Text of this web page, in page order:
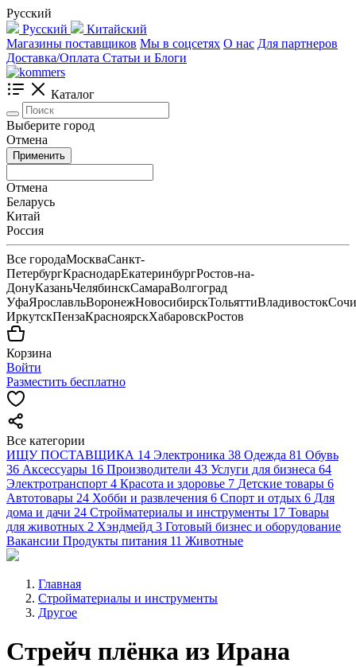
Русский
Русский
Китайский
Магазины поставщиков Мы в соцсетях О нас Для партнеров
Доставка/Оплата Статьи и Блоги
Каталог
Выберите город
Отмена
Применить
Отмена
Беларусь
Китай
Россия
Все городаМоскваСанкт-
ПетербургКраснодарЕкатеринбургРостов-на-
ДонуКазаньЧелябинскСамараВолгоград
УфаЯрославльВоронежНовосибирскТольяттиВладивостокСочи
ИркутскПензаКрасноярскХабаровскРостов
Корзина
Войти
Разместить бесплатно
Все категории
ИЩУ ПОСТАВЩИКА 14 Электроника 38 Одежда 81 Обувь
36 Аксессуары 16 Производители 43 Услуги для бизнеса 64
Электротранспорт 4 Красота и здоровье 7 Детские товары 6
Автотовары 24 Хобби и развлечения 6 Спорт и отдых 6 Для
дома и дачи 24 Стройматериалы и инструменты 17 Товары
для животных 2 Хэндмейд 3 Готовый бизнес и оборудование
Вакансии Продукты питания 11 Животные
Главная
Стройматериалы и инструменты
Другое
Стрейч плёнка из Ирана